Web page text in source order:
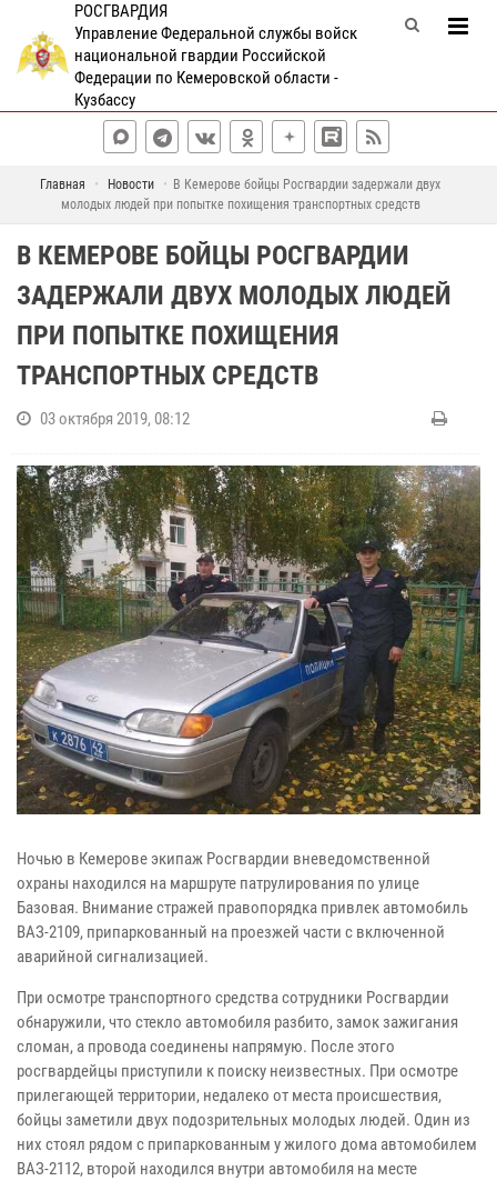
РОСГВАРДИЯ
Управление Федеральной службы войск
национальной гвардии Российской
Федерации по Кемеровской области -
Кузбассу
Главная Новости
В Кемерове бойцы Росгвардии задержали двух
молодых людей при попытке похищения транспортных средств
В КЕМЕРОВЕ БОЙЦЫ РОСГВАРДИИ
ЗАДЕРЖАЛИ ДВУХ МОЛОДЫХ ЛЮДЕЙ
ПРИ ПОПЫТКЕ ПОХИЩЕНИЯ
ТРАНСПОРТНЫХ СРЕДСТВ
03 октября 2019, 08:12
Ночью в Кемерове экипаж Росгвардии вневедомственной
охраны находился на маршруте патрулирования по улице
Базовая. Внимание стражей правопорядка привлек автомобиль
ВАЗ-2109, припаркованный на проезжей части с включенной
аварийной сигнализацией.
При осмотре транспортного средства сотрудники Росгвардии
обнаружили, что стекло автомобиля разбито, замок зажигания
сломан, а провода соединены напрямую. После этого
росгвардейцы приступили к поиску неизвестных. При осмотре
прилегающей территории, недалеко от места происшествия,
бойцы заметили двух подозрительных молодых людей. Один из
них стоял рядом с припаркованным у жилого дома автомобилем
ВАЗ-2112, второй находился внутри автомобиля на месте